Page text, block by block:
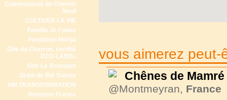
Communauté du Chemin
Neuf
CULTIVER LA VIE
Famille Je t'aime
Fondation Morija
Gîte du Charron, certifié
ECO-LABEL
Gite Le Brusquet
Grain de Blé Suisse
HM TRANSFORMATION
Horizons France
vous aimerez peut-
Chênes de Mamré
@Montmeyran, France